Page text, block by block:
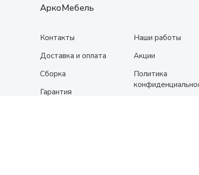
АркоМебель
Контакты
Доставка и оплата
Сборка
Гарантия
Наши работы
Акции
Политика